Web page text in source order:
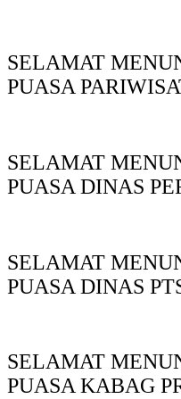
SELAMAT
PUASA
SELAMAT
PUASA DINAS
SELAMAT
PUASA DINAS
SELAMAT
PUASA KABAG